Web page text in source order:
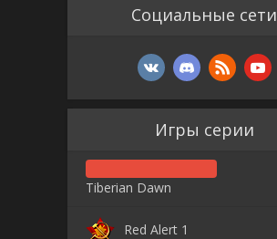
Социальные сети
Игры серии
Tiberian Dawn
Red Alert 1